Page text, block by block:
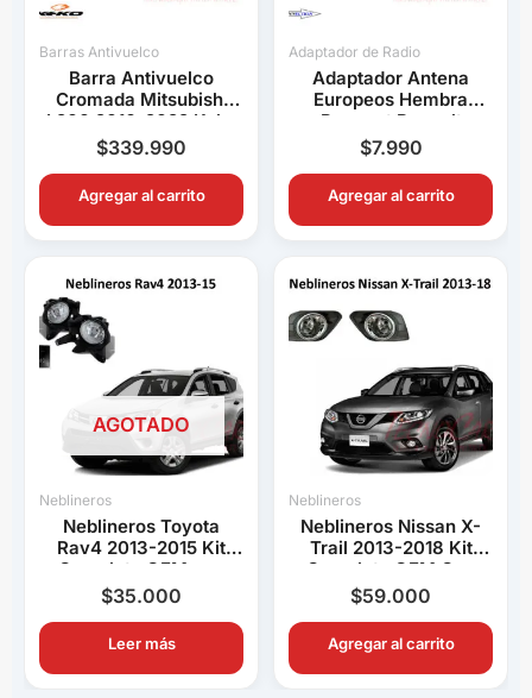
Barras Antivuelco
Barra Antivuelco
Cromada Mitsubishi
L200 2016-2022 Keko
K1 Decorativa Pick Up
$339.990
Agregar al carrito
Adaptador de Radio
Adaptador Antena
Europeos Hembra
Peugeot Renault
Volkswagen BMW Audi
Connection
$7.990
Agregar al carrito
AGOTADO
Neblineros
Neblineros Toyota
Rav4 2013-2015 Kit
Completo OEM con
Ampolletas H11
$35.000
Leer más
Neblineros
Neblineros Nissan X-
Trail 2013-2018 Kit
Completo OEM Con
Switch y Relay
$59.000
Agregar al carrito